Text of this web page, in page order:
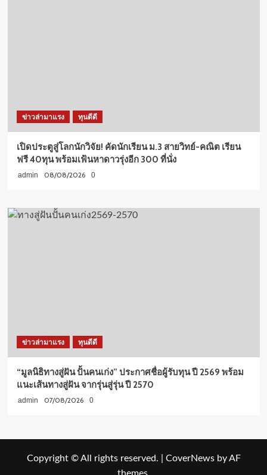
ข่าวล่ามาแรง ทุนดีดี
เปิดประตูสู่โลกนักวิจัย! คัดนักเรียน ม.3 สายวิทย์-คณิต เรียน
ฟรี 40ทุน พร้อมเฟ้นหาดาวรุ่งอีก 300 ที่นั่ง
admin 08/08/2026 0
ข่าวล่ามาแรง ทุนดีดี
“มูลนิธิทางสู่ฝัน ปั้นคนเก่ง” ประกาศชื่อผู้รับทุน ปี 2569 พร้อม
แนะเส้นทางสู่ฝัน จากรุ่นสู่รุ่น ปี 2570
admin 07/08/2026 0
Copyright © All rights reserved. CoverNewsby AF